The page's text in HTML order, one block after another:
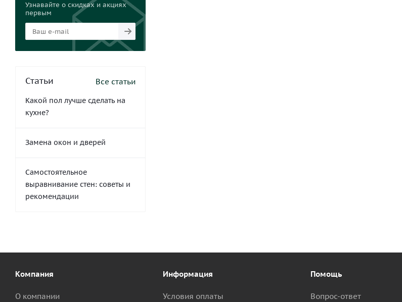
Узнавайте о скидках и акциях
первым
Статьи Все статьи
Какой пол лучше сделать на
кухне?
Замена окон и дверей
Самостоятельное
выравнивание стен: советы и
рекомендации
Компания
О компании
Информация
Условия оплаты
Помощь
Вопрос-ответ